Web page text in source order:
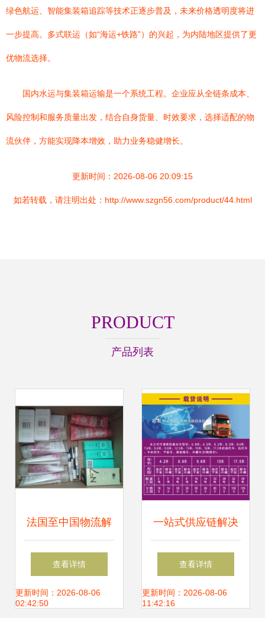
绿色航运、智能集装箱追踪等技术正逐步普及，未来价格透明度将进
一步提高。多式联运（如“海运+铁路”）的兴起，为内陆地区提供了更
优物流选择。
国内水运与集装箱运输是一个系统工程。企业应从全链条成本、
风险控制和服务质量出发，结合自身货量、时效要求，选择适配的物
流伙伴，方能实现降本增效，助力业务稳健增长。
更新时间：2026-08-06 20:09:15
如若转载，请注明出处：http://www.szgn56.com/product/44.html
PRODUCT
产品列表
法国至中国物流解
决方案 香水空运、
奶粉邮寄及运输代
查看详情
更新时间：2026-08-06
02:42:50
一站式供应链解决
方案 整车运输、货
运代理与仓储服务
查看详情
更新时间：2026-08-06
11:42:16